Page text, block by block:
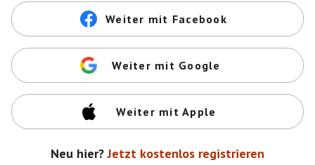
Weiter mit Facebook
Weiter mit Google
Weiter mit Apple
Neu hier? Jetzt kostenlos registrieren